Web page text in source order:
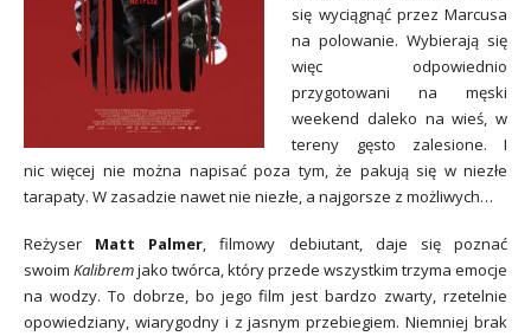
się wyciągnąć przez Marcusa
na polowanie. Wybierają się
więc odpowiednio
przygotowani na męski
weekend daleko na wieś, w
tereny gęsto zalesione. I
nic więcej nie można napisać poza tym, że pakują się w niezłe
tarapaty. W zasadzie nawet nie niezłe, a najgorsze z możliwych…
Reżyser Matt Palmer, filmowy debiutant, daje się poznać
swoim Kalibremjako twórca, który przede wszystkim trzyma emocje
na wodzy. To dobrze, bo jego film jest bardzo zwarty, rzetelnie
opowiedziany, wiarygodny i z jasnym przebiegiem. Niemniej brak